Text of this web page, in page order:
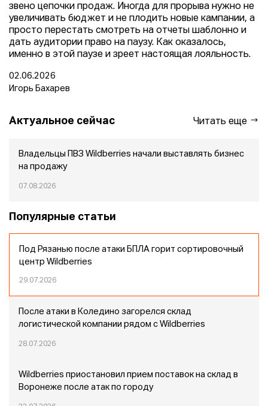
звено цепочки продаж. Иногда для прорыва нужно не
увеличивать бюджет и не плодить новые кампании, а
просто перестать смотреть на отчеты шаблонно и
дать аудитории право на паузу. Как оказалось,
именно в этой паузе и зреет настоящая лояльность.
02.06.2026
Игорь Бахарев
Актуальное сейчас Читать еще
Владельцы ПВЗ Wildberries начали выставлять бизнес
на продажу
07.08.2026
Популярные статьи
Под Рязанью после атаки БПЛА горит сортировочный
центр Wildberries
29.07.2026
После атаки в Коледино загорелся склад
логистической компании рядом с Wildberries
28.07.2026
Wildberries приостановил прием поставок на склад в
Воронеже после атак по городу